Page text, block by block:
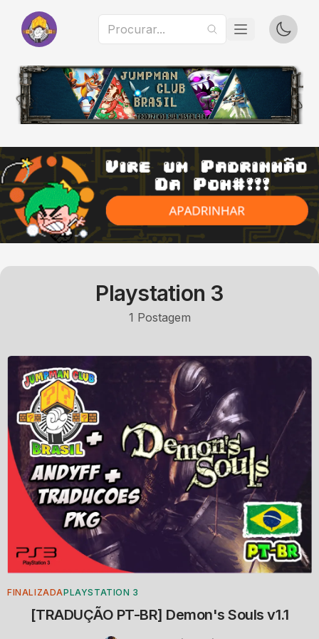
Playstation 3
1 Postagem
FINALIZADAPLAYSTATION 3
[TRADUÇÃO PT-BR] Demon's Souls v1.1